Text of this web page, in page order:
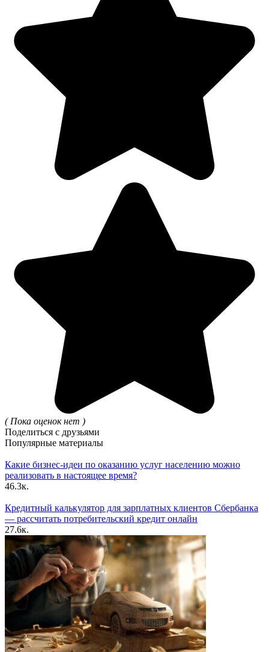
( Пока оценок нет )
Поделиться с друзьями
Популярные материалы
Какие бизнес-идеи по оказанию услуг населению можно
реализовать в настоящее время?
46.3к.
Кредитный калькулятор для зарплатных клиентов Сбербанка
— рассчитать потребительский кредит онлайн
27.6к.